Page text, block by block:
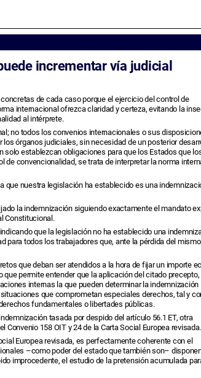
incrementar vía judicial
de cada caso porque el ejercicio del control de
internacional ofrezca claridad y certeza, evitando la
al intérprete.
no todos los convenios internacionales o sus
órganos judiciales, sin necesidad de un posterior
establezcan obligaciones para que los Estados que
convencionalidad, se trata de interpretar la norma
que nuestra legislación ha establecido es una
la indemnización siguiendo exactamente el mandato
Constitucional.
que la legislación no ha establecido una
todos los trabajadores que, ante la pérdida del
que deban ser atendidos a la hora de fijar un importe
permite entender que la aplicación del citado precepto,
internas la que pueden determinar la indemnización
que comprometan especiales derechos, tal y
fundamentales o libertades públicas.
tasada por despido del artículo 56.1 ET, otra
158 OIT y 24 de la Carta Social Europea revisada.
Europea revisada, es perfectamente coherente con el
–como poder del estado que también son–
improcedente, el estudio de la pretensión acumulada